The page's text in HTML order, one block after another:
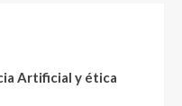
Artificial y ética